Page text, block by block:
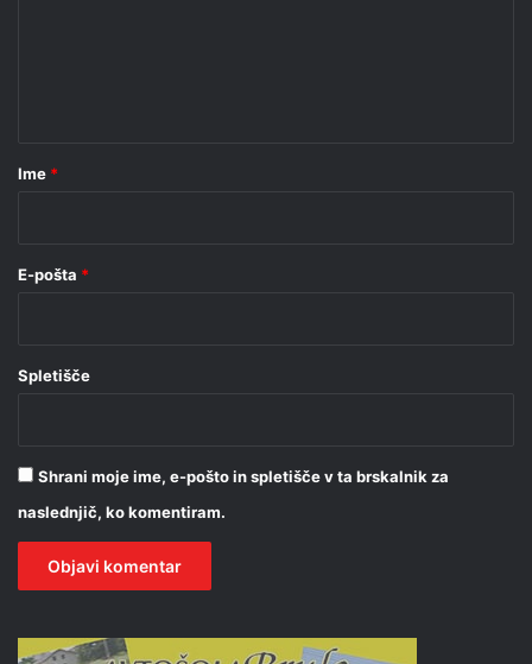
rIme *
E-pošta *
Spletišče
Shrani moje ime, e-pošto in spletišče v ta brskalnik za
naslednjič, ko komentiram.